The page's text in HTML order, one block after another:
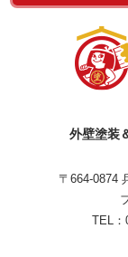
外壁塗装
〒664-0874
TEL：